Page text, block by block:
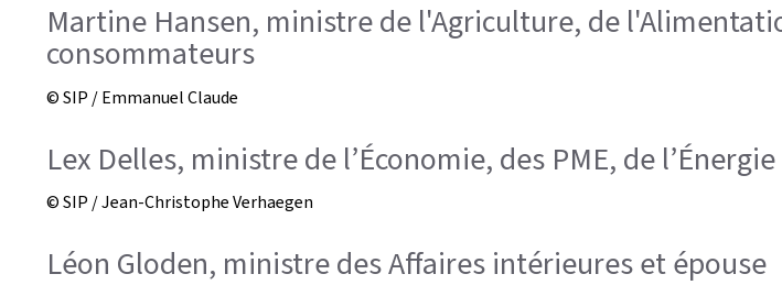
Martine Hansen, ministre de l'Agriculture, de
consommateurs
© SIP / Emmanuel Claude
Lex Delles, ministre de l’Économie, des PME, de
© SIP / Jean-Christophe Verhaegen
Léon Gloden, ministre des Affaires intérieures et épouse